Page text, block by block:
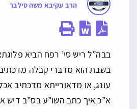
הרב עקיבא משה סילבר
בבה”ל ריש סי’ רפח הביא
בשבת הוא מדברי קבלה
עונג, או מדאורייתא מדכתיב
א”כ איך כתב השו”ע בס”ב דיש